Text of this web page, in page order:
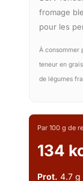
fromage
pour les
À consommer
teneur en
de légumes
Par 100 g de
134
Prot. 4.7